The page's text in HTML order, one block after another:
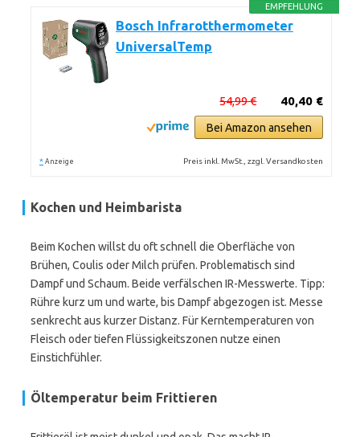
EMPFEHLUNG
Bosch Infrarotthermometer
UniversalTemp
40,40 €
54,99 €
Bei Amazon ansehen
* Anzeige Preis inkl. MwSt., zzgl. Versandkosten
Kochen und Heimbarista
Beim Kochen willst du oft schnell die Oberfläche von
Brühen, Coulis oder Milch prüfen. Problematisch sind
Dampf und Schaum. Beide verfälschen IR-Messwerte. Tipp:
Rühre kurz um und warte, bis Dampf abgezogen ist. Messe
senkrecht aus kurzer Distanz. Für Kerntemperaturen von
Fleisch oder tiefen Flüssigkeitszonen nutze einen
Einstichfühler.
Öltemperatur beim Frittieren